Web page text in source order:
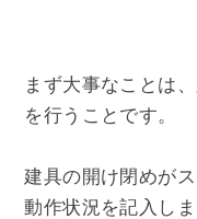
まず大事なことは
を行うことです。
建具の開け閉めが
動作状況を記入しま